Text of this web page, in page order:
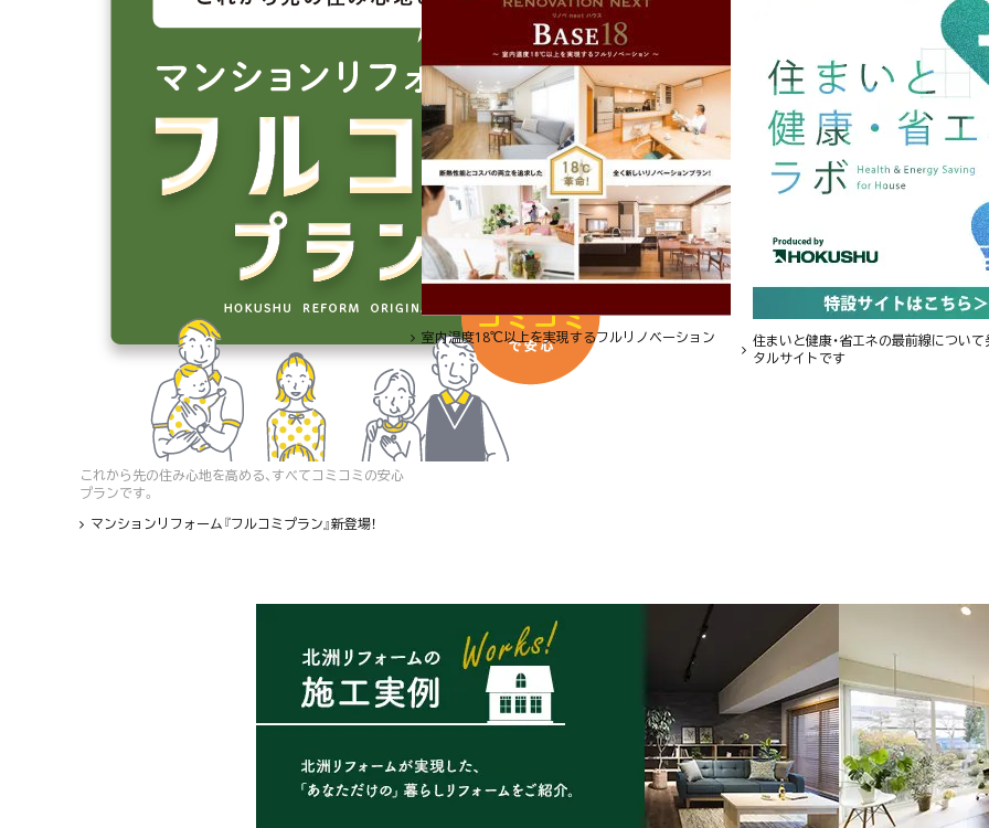
これから先の住み心地を高める、すべてコミコミの安心
プランです。
マンションリフォーム『フルコミプラン』新登場！
室内温度18℃以上を実現するフルリノベーション
住まいと健康・省エネの最前線につい
タルサイトです